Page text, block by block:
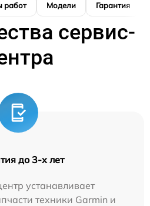
работ Модели Гарантия
сервис-
до 3-х лет
устанавливает
техники Garmin и